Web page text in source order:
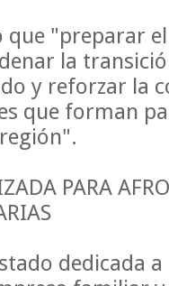
que "preparar
la
y reforzar la
que forman
PARA
dedicada